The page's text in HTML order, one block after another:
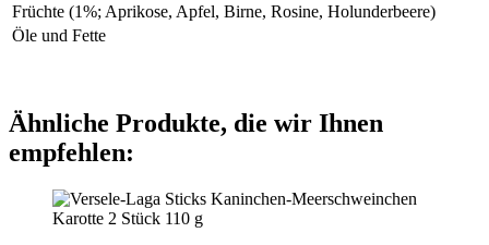
Früchte (1%; Aprikose, Apfel, Birne, Rosine, Holunderbeere)
Öle und Fette
Ähnliche Produkte, die wir Ihnen
empfehlen: